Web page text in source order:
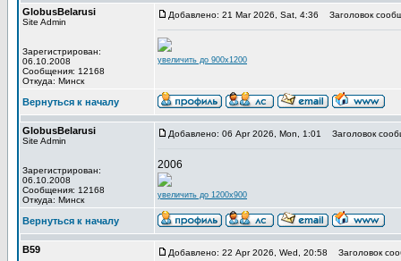
GlobusBelarusi
Site Admin
Зарегистрирован:
06.10.2008
Сообщения: 12168
Откуда: Минск
Добавлено: 21 Mar 2026, Sat, 4:36 Заголовок
увеличить до 900x1200
Вернуться к началу
GlobusBelarusi
Site Admin
Зарегистрирован:
06.10.2008
Сообщения: 12168
Откуда: Минск
Добавлено: 06 Apr 2026, Mon, 1:01 Заголовок
2006
увеличить до 1200x900
Вернуться к началу
В59 Добавлено: 22 Apr 2026, Wed, 20:58 Заголовок